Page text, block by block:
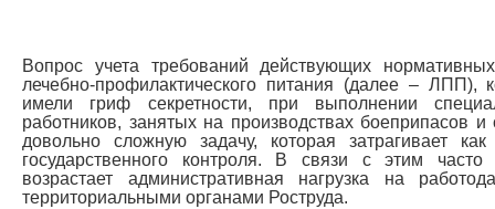
Вопрос учета требований действующих
лечебно-профилактического питания (далее – ЛПП),
имели гриф секретности, при выполнении
работников, занятых на производствах боеприпасов
довольно сложную задачу, которая затрагивает
государственного контроля. В связи с этим
возрастает административная нагрузка на
территориальными органами Роструда.